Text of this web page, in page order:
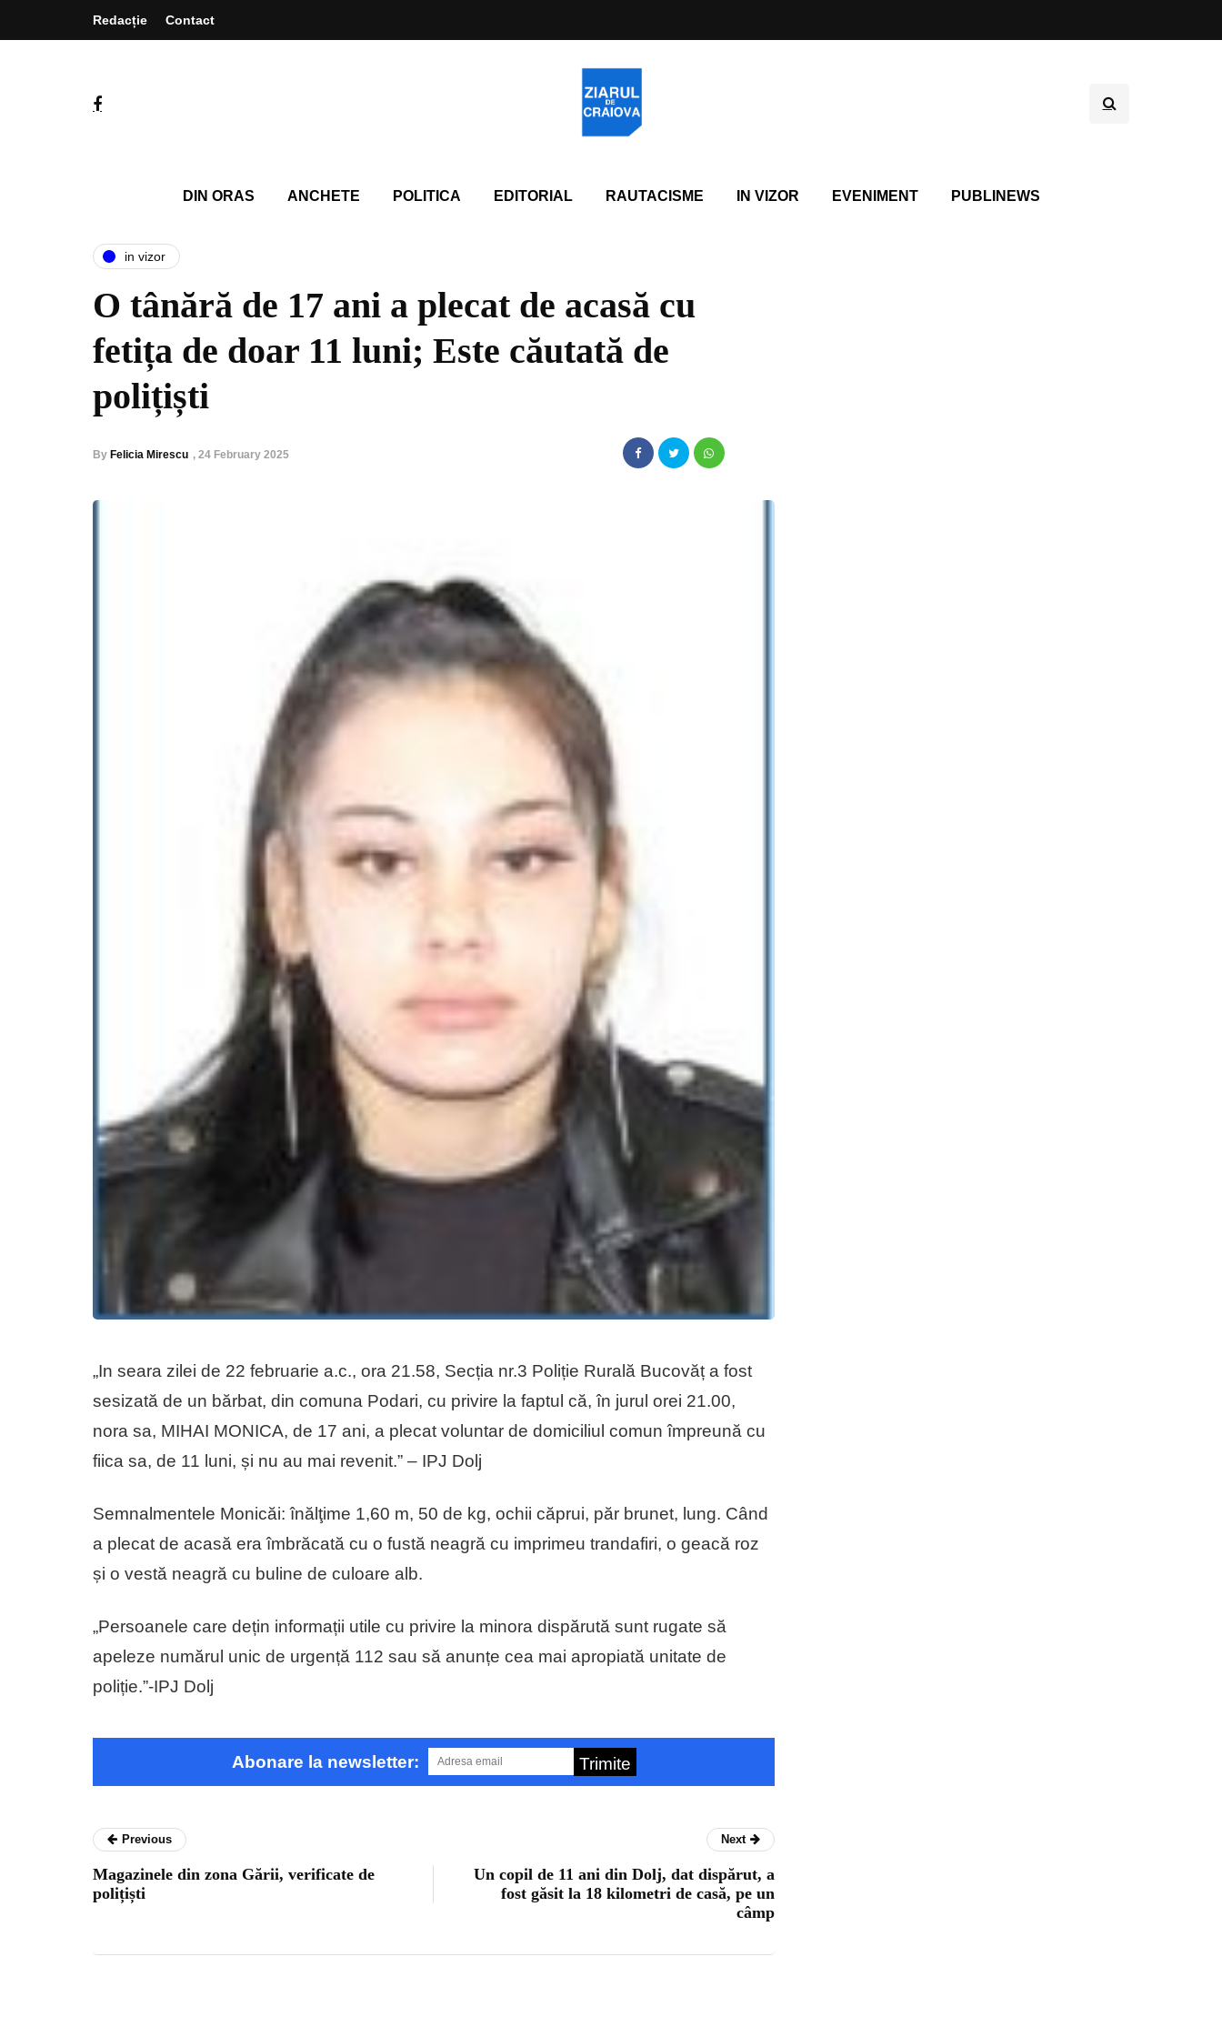
Redacție Contact
DIN ORAS ANCHETE POLITICA EDITORIAL RAUTACISME IN VIZOR EVENIMENT PUBLINEWS
in vizor
O tânără de 17 ani a plecat de acasă cu
fetița de doar 11 luni; Este căutată de
polițiști
By Felicia Mirescu , 24 February 2025
„In seara zilei de 22 februarie a.c., ora 21.58, Secția nr.3 Poliție Rurală Bucovăț a fost
sesizată de un bărbat, din comuna Podari, cu privire la faptul că, în jurul orei 21.00,
nora sa, MIHAI MONICA, de 17 ani, a plecat voluntar de domiciliul comun împreună cu
fiica sa, de 11 luni, și nu au mai revenit.” – IPJ Dolj
Semnalmentele Monicăi: înălţime 1,60 m, 50 de kg, ochii căprui, păr brunet, lung. Când
a plecat de acasă era îmbrăcată cu o fustă neagră cu imprimeu trandafiri, o geacă roz
și o vestă neagră cu buline de culoare alb.
„Persoanele care dețin informații utile cu privire la minora dispărută sunt rugate să
apeleze numărul unic de urgență 112 sau să anunțe cea mai apropiată unitate de
poliție.”-IPJ Dolj
Abonare la newsletter: Trimite
Previous
Magazinele din zona Gării, verificate de
polițiști
Next
Un copil de 11 ani din Dolj, dat dispărut, a
fost găsit la 18 kilometri de casă, pe un
câmp